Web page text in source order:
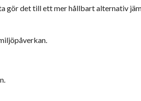
gör det till ett mer hållbart alternativ